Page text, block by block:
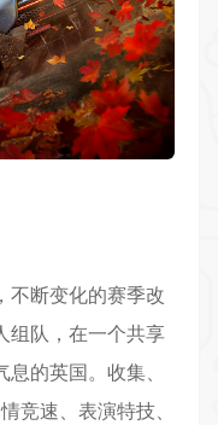
不断变化的赛季改
组队，在一个共享
的英国。收集、
竞速、表演特技、